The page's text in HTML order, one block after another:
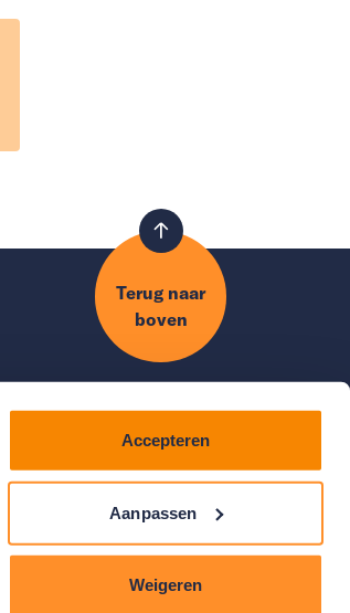
Accepteren
Aanpassen
Weigeren
Terug naar
boven